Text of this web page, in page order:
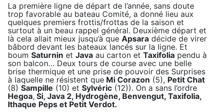
La première ligne de départ de l’année, sans doute
trop favorable au bateau Comité, a donné lieu aux
quelques premiers frottis/frottas de la saison et
surtout à un beau rappel général. Deuxième départ et
là cela allait mieux jusqu’à que Apsara décide de virer
bâbord devant les bateaux lancés sur la ligne. Et
boum Saturnin et Java au carton et Taxifolia pendu à
son balcon… Deux tours de course avec une belle
brise thermique et une prise de pouvoir des Surprises
à laquelle ne résistent que Mi Corazon (5), Petit Chat
(8) Sampille (10) et Sylvéric (12)). On a sans l’ordre
Hegoa, Si, Java 2, Hydrogène, Benvengut, Taxifolia,
Ithaque Peps et Petit Verdot.